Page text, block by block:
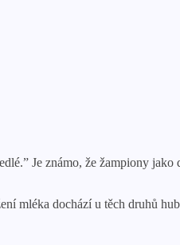
Je známo, že žampiony
mléka dochází u těch druhů